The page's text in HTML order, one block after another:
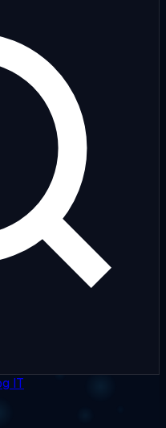
IT